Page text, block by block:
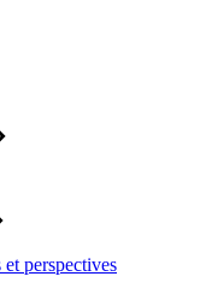
perspectives